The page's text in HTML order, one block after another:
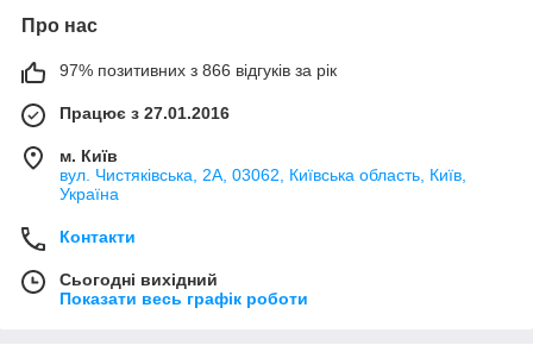
Про нас
97% позитивних з 866 відгуків за рік
Працює з 27.01.2016
м. Київ
вул. Чистяківська, 2А, 03062, Київська область, Київ,
Україна
Контакти
Сьогодні вихідний
Показати весь графік роботи